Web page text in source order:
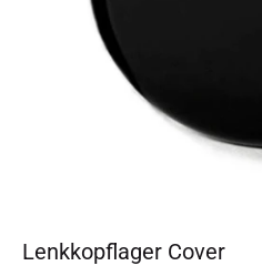
Lenkkopflager Cover